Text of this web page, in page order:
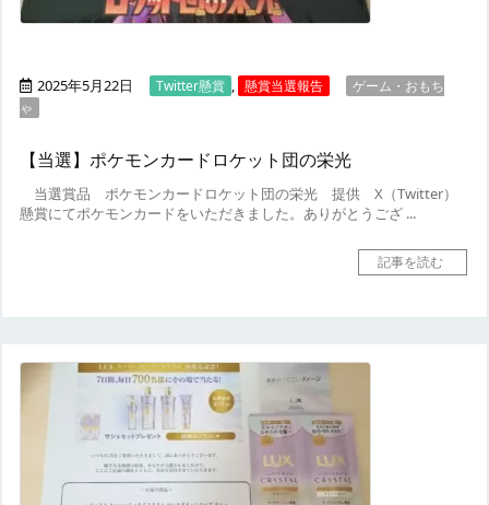
2025年5月22日 Twitter懸賞 , 懸賞当選報告
ゲーム・おもち
ゃ
【当選】ポケモンカードロケット団の栄光
当選賞品 ポケモンカードロケット団の栄光 提供 X（Twitter）
懸賞にてポケモンカードをいただきました。ありがとうござ ...
記事を読む